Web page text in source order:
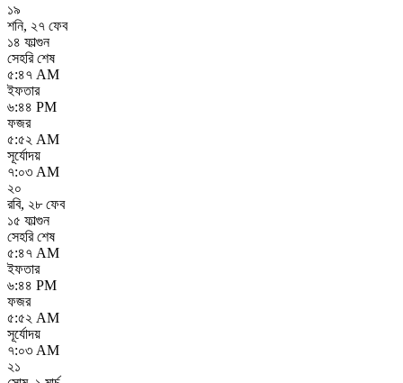
১৯
শনি, ২৭ ফেব
১৪ ফাল্গুন
সেহরি শেষ
৫:৪৭ AM
ইফতার
৬:৪৪ PM
ফজর
৫:৫২ AM
সূর্যোদয়
৭:০৩ AM
২০
রবি, ২৮ ফেব
১৫ ফাল্গুন
সেহরি শেষ
৫:৪৭ AM
ইফতার
৬:৪৪ PM
ফজর
৫:৫২ AM
সূর্যোদয়
৭:০৩ AM
২১